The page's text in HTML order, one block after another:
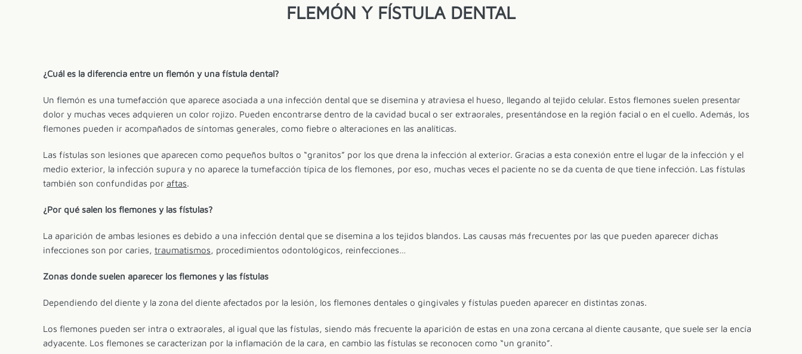
FLEMÓN Y FÍSTULA DENTAL
¿Cuál es la diferencia entre un flemón y una fístula dental?
Un flemón es una tumefacción que aparece asociada a una infección dental que se disemina y atraviesa el hueso, llegando al tejido celular. Estos flemones suelen presentar
dolor y muchas veces adquieren un color rojizo. Pueden encontrarse dentro de la cavidad bucal o ser extraorales, presentándose en la región facial o en el cuello. Además, los
flemones pueden ir acompañados de síntomas generales, como fiebre o alteraciones en las analíticas.
Las fístulas son lesiones que aparecen como pequeños bultos o “granitos” por los que drena la infección al exterior. Gracias a esta conexión entre el lugar de la infección y el
medio exterior, la infección supura y no aparece la tumefacción típica de los flemones, por eso, muchas veces el paciente no se da cuenta de que tiene infección. Las fístulas
también son confundidas por aftas.
¿Por qué salen los flemones y las fístulas?
La aparición de ambas lesiones es debido a una infección dental que se disemina a los tejidos blandos. Las causas más frecuentes por las que pueden aparecer dichas
infecciones son por caries, traumatismos, procedimientos odontológicos, reinfecciones…
Zonas donde suelen aparecer los flemones y las fístulas
Dependiendo del diente y la zona del diente afectados por la lesión, los flemones dentales o gingivales y fístulas pueden aparecer en distintas zonas.
Los flemones pueden ser intra o extraorales, al igual que las fístulas, siendo más frecuente la aparición de estas en una zona cercana al diente causante, que suele ser la encía
adyacente. Los flemones se caracterizan por la inflamación de la cara, en cambio las fístulas se reconocen como “un granito”.